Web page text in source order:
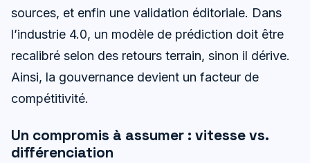
sources, et enfin une validation éditoriale. Dans
l’industrie 4.0, un modèle de prédiction doit être
recalibré selon des retours terrain, sinon il dérive.
Ainsi, la gouvernance devient un facteur de
compétitivité.
Un compromis à assumer : vitesse vs.
différenciation